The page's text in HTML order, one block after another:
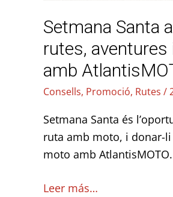
Setmana Santa
rutes,
amb
Consells, Promoció, Rutes /
Setmana Santa és
ruta amb moto, i donar-
moto amb AtlantisMOTO.
AtlantisMOTO
Leer más…